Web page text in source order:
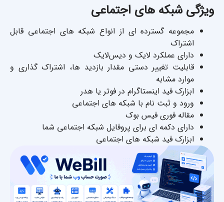
ویژگی شبکه های اجتماعی
مجموعه گسترده ای از انواع شبکه های اجتماعی قابل
اشتراک
دارای عملکرد لایک و دیس‌لایک
قابلیت تغییر دستی مقدار بازدید ها، اشتراک گذاری و
موارد مشابه
ابزارک فید اینستاگرام در فوتر یا هدر
ورود و ثبت نام با شبکه های اجتماعی
مقاله فوری فیس بوک
دارای دکمه ای برای پروفایل شبکه اجتماعی شما
ابزارک فید شبکه های اجتماعی